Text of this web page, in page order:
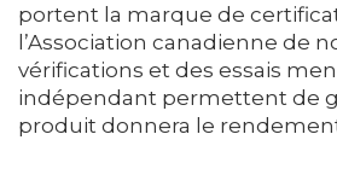
portent la marque de
l’Association canadienne de
vérifications et des essais
indépendant permettent de
produit donnera le